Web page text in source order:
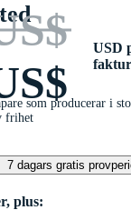
USD
som producerar i
frihet
7 dagars gratis
plus: